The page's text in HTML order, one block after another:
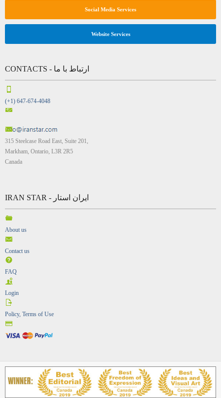
Social Media Services
Website Services
CONTACTS - ارتباط با ما
(+1) 647-674-4048
315 Steelcase Road East, Suite 201,
Markham, Ontario, L3R 2R5
Canada
IRAN STAR - ایران استار
About us
Contact us
FAQ
Login
Policy, Terms of Use